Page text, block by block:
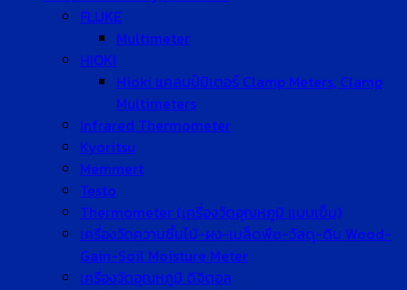
FLUKE
Multimeter
HIOKI
Hioki แคลมป์มิเตอร์ Clamp Meters, Clamp
Multimeters
Infrared Thermometer
Kyoritsu
Memmert
Testo
Thermometer (เครื่องวัดอุณหภูมิ แบบเข็ม)
เครื่องวัดความชื้นไม้-ผง-เมล็ดพืช-วัสดุ-ดิน Wood-
Gain-Soil Moisture Meter
เครื่องวัดอุณหภูมิ ดิจิตอล